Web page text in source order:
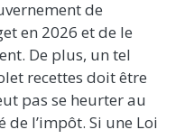
de
en 2026 et de le
De plus, un tel
recettes doit être
pas se heurter au
l’impôt. Si une Loi